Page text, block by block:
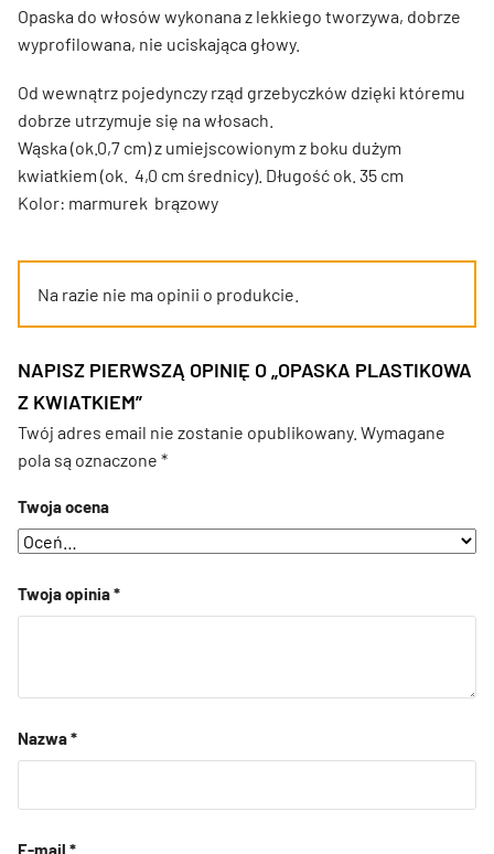
Opaska do włosów wykonana z lekkiego tworzywa, dobrze
wyprofilowana, nie uciskająca głowy.
Od wewnątrz pojedynczy rząd grzebyczków dzięki któremu
dobrze utrzymuje się na włosach.
Wąska (ok.0,7 cm) z umiejscowionym z boku dużym
kwiatkiem (ok. 4,0 cm średnicy). Długość ok. 35 cm
Kolor: marmurek brązowy
Na razie nie ma opinii o produkcie.
NAPISZ PIERWSZĄ OPINIĘ O „OPASKA PLASTIKOWA
Z KWIATKIEM”
Twój adres email nie zostanie opublikowany. Wymagane
pola są oznaczone *
Twoja ocena
Twoja opinia*
Nazwa*
E-mail *